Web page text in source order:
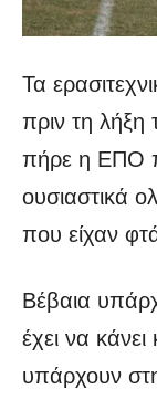
Τα
πριν τη
πήρε η ΕΠΟ
ουσιαστικά
που είχαν
Βέβαια
έχει να
υπάρχουν